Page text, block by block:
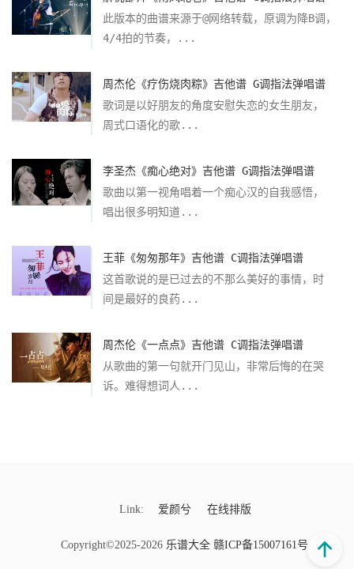
此版本的曲谱来源于@网络转载，原调为降B调，
4/4拍的节奏，...
周杰伦《疗伤烧肉粽》吉他谱 G调指法弹唱谱
歌词是以好朋友的角度安慰失恋的女生朋友，
周式口语化的歌...
李圣杰《痴心绝对》吉他谱 G调指法弹唱谱
歌曲以第一视角唱着一个痴心汉的自我感悟，
唱出很多明知道...
王菲《匆匆那年》吉他谱 C调指法弹唱谱
这首歌说的是已过去的不那么美好的事情，时
间是最好的良药...
周杰伦《一点点》吉他谱 C调指法弹唱谱
从歌曲的第一句就开门见山，非常后悔的在哭
诉。难得想词人...
Link: 爱颜兮 在线排版
Copyright©2025-2026 乐谱大全 赣ICP备15007161号-9